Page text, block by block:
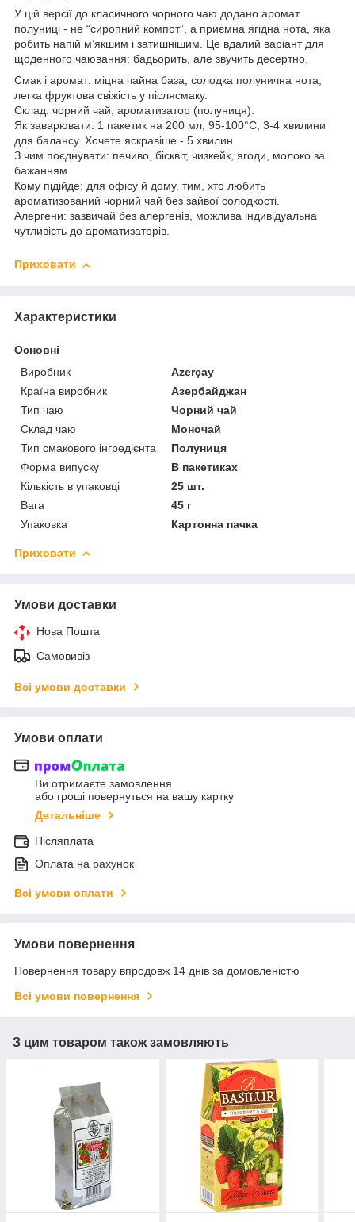
У цій версії до класичного чорного чаю додано аромат
полуниці - не “сиропний компот”, а приємна ягідна нота, яка
робить напій м’якшим і затишнішим. Це вдалий варіант для
щоденного чаювання: бадьорить, але звучить десертно.
Смак і аромат: міцна чайна база, солодка полунична нота,
легка фруктова свіжість у післясмаку.
Склад: чорний чай, ароматизатор (полуниця).
Як заварювати: 1 пакетик на 200 мл, 95-100°C, 3-4 хвилини
для балансу. Хочете яскравіше - 5 хвилин.
З чим поєднувати: печиво, бісквіт, чизкейк, ягоди, молоко за
бажанням.
Кому підійде: для офісу й дому, тим, хто любить
ароматизований чорний чай без зайвої солодкості.
Алергени: зазвичай без алергенів, можлива індивідуальна
чутливість до ароматизаторів.
Приховати
Характеристики
Основні
Виробник
Azerçay
Країна виробник
Азербайджан
Тип чаю
Чорний чай
Склад чаю
Моночай
Тип смакового інгредієнта
Полуниця
Форма випуску
В пакетиках
Кількість в упаковці
25 шт.
Вага
45 г
Упаковка
Картонна пачка
Приховати
Умови доставки
Нова Пошта
Самовивіз
Всі умови доставки
Умови оплати
Ви отримаєте замовлення
або гроші повернуться на вашу картку
Детальніше
Післяплата
Оплата на рахунок
Всі умови оплати
Умови повернення
Повернення товару впродовж 14 днів за домовленістю
Всі умови повернення
З цим товаром також замовляють